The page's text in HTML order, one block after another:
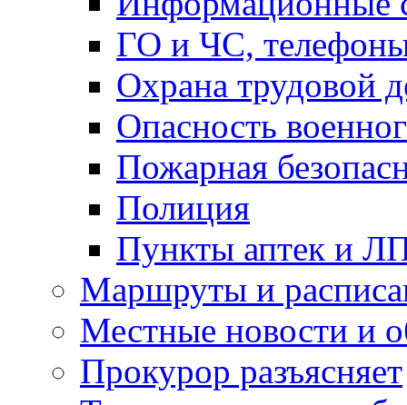
ГО и ЧС,
Охрана трудовой
Опасность
Пожарная
Полиция
Пункты аптек и
Маршруты и
Местные новости и
Прокурор разъясняет